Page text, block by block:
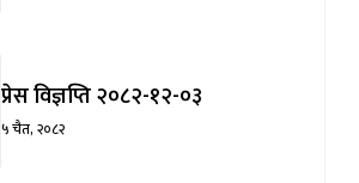
प्रेस विज्ञप्ति २०८२-१२-०३
५ चैत, २०८२